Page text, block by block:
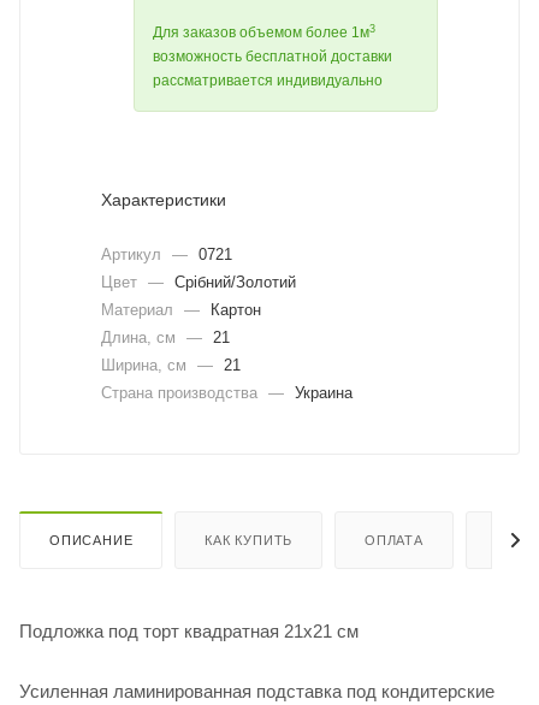
Для заказов объемом более 1м3
возможность бесплатной доставки
рассматривается индивидуально
Характеристики
Артикул — 0721
Цвет — Срібний/Золотий
Материал
—
Картон
Длина, cм
—
21
Ширина, cм
—
21
Страна производства — Украина
ОПИСАНИЕ КАК КУПИТЬ ОПЛАТА
Подложка под торт квадратная 21х21 см
Усиленная ламинированная подставка под кондитерские